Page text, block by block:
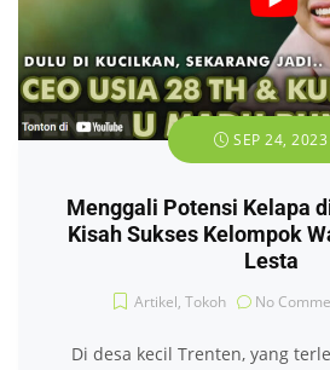
SEP 24, 2023
Menggali Potensi Kelapa
Kisah Sukses Kelompok
Lesta
Artikel, Tokoh No
Di desa kecil Trenten, yang